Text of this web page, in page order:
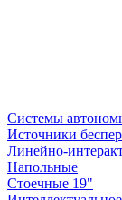
Системы
Источники
Линейно-
Напольные
Стоечные 19"